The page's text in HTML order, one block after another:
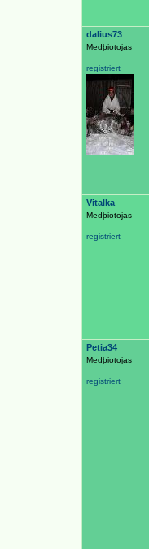
dalius73
Medþiotojas
registriert
Vitalka
Medþiotojas
registriert
Petia34
Medþiotojas
registriert